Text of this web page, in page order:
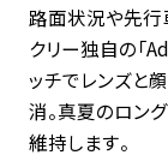
路面状況や先行
クリー独自の「
ッチでレンズと
消。真夏のロン
維持します。